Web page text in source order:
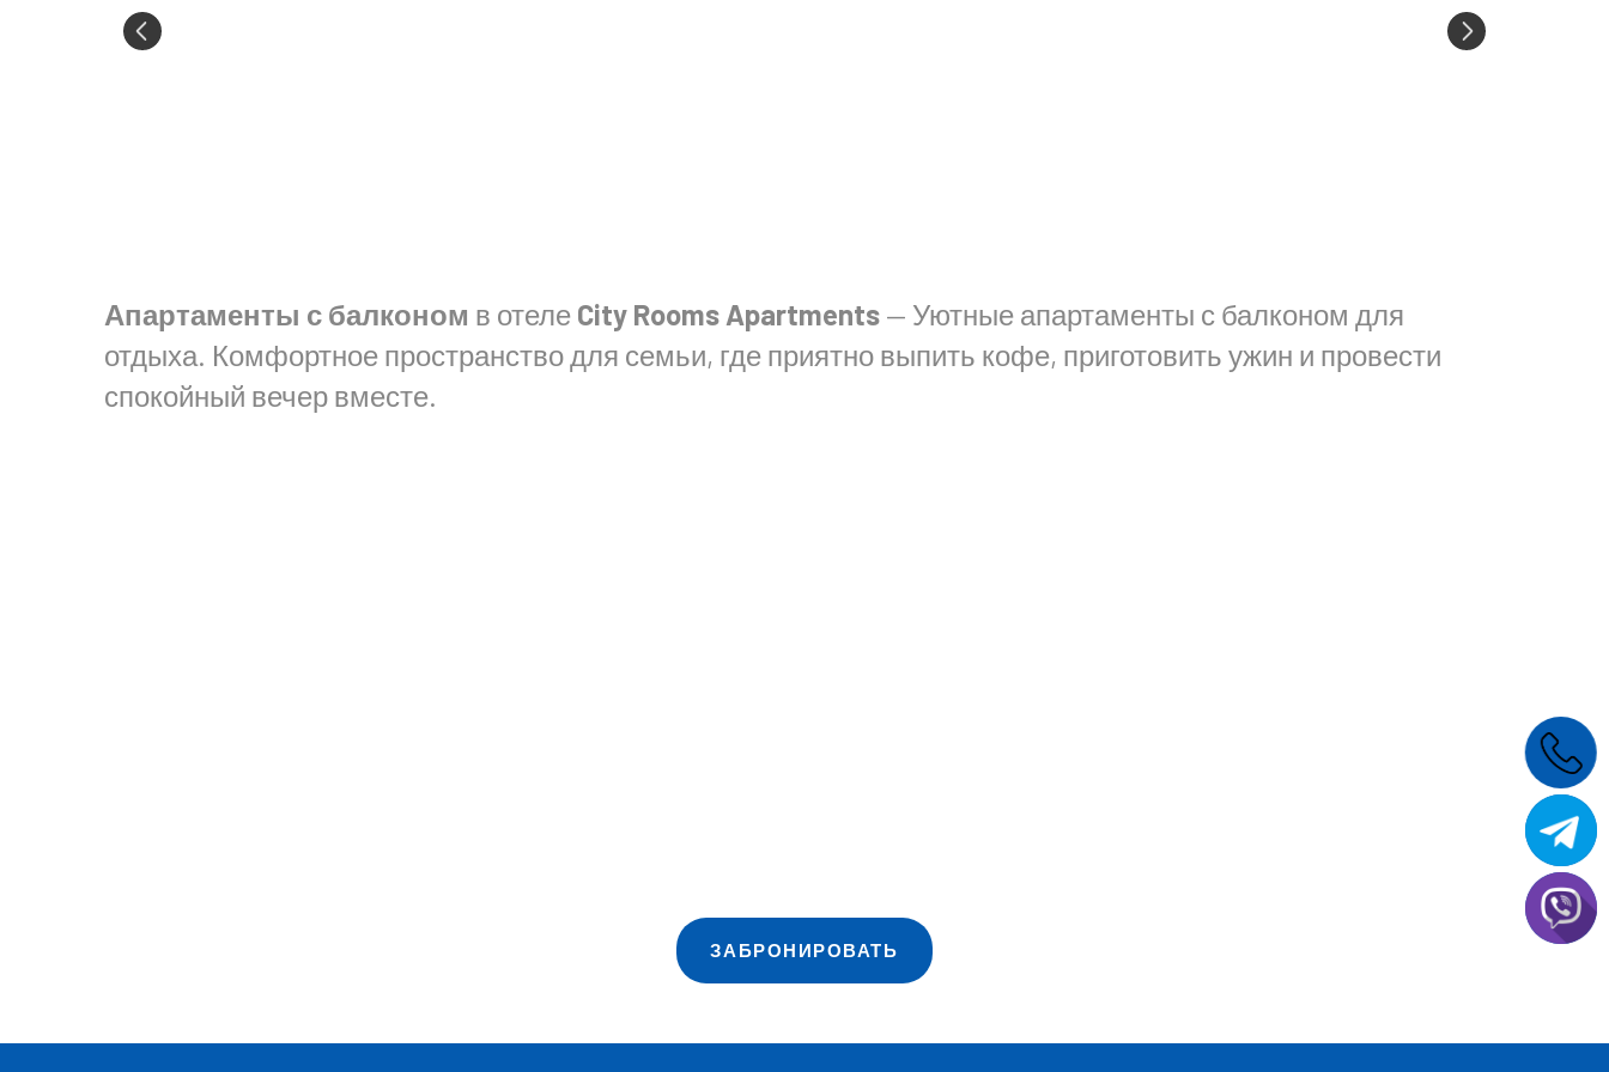
Апартаменты с балконом в отеле City Rooms Apartments — Уютные апартаменты с балконом для
отдыха. Комфортное пространство для семьи, где приятно выпить кофе, приготовить ужин и провести
спокойный вечер вместе.
ЗАБРОНИРОВАТЬ